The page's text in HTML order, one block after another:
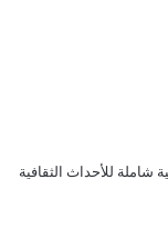
شاملة للأحداث الثقافية